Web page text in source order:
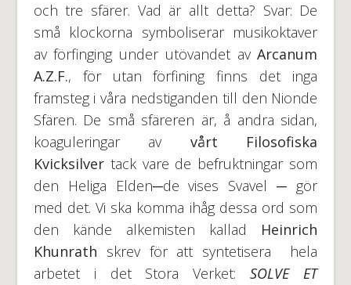
och tre sfärer. Vad är allt detta? Svar: De
små klockorna symboliserar musikoktaver
av förfinging under utövandet avArcanum
A.Z.F., för utan förfining finns det inga
framsteg i våra nedstiganden till den Nionde
Sfären. De små sfäreren är, å andra sidan,
koaguleringar av vårt Filosofiska
Kvicksilvertack vare de befruktningar som
den Heliga Elden─de vises Svavel ─ gör
med det. Vi ska komma ihåg dessa ord som
den kände alkemisten kallad Heinrich
Khunrath skrev för att syntetisera hela
arbetet i det Stora Verket:SOLVE ET